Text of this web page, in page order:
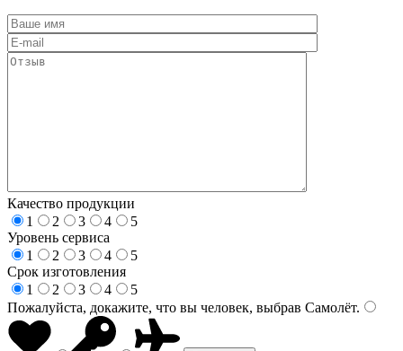
Качество продукции
1
2 3 4
5
Уровень сервиса
1
2 3 4
5
Срок изготовления
1
2 3 4
5
Пожалуйста, докажите, что вы человек, выбрав Самолёт.